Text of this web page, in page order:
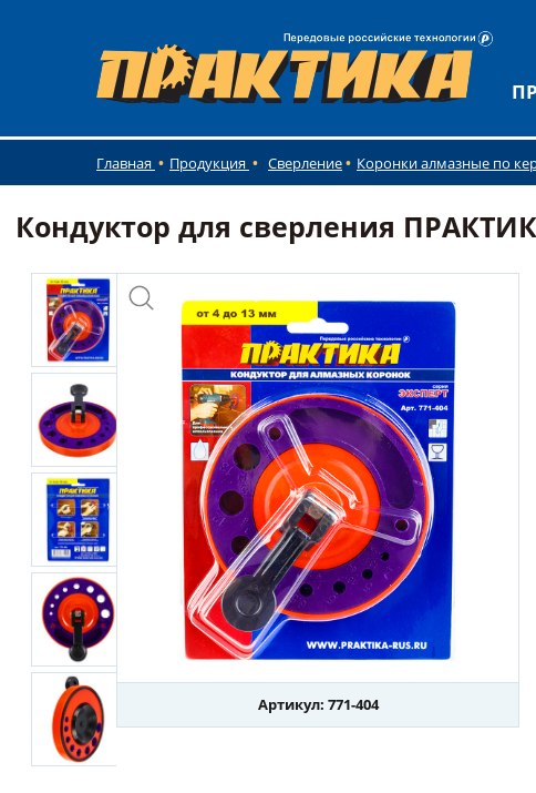
Главная Продукция Сверление Коронки алмазные по
Кондуктор для сверления
Артикул: 771-404